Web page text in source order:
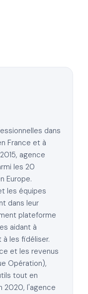
dans
France et à
agence
les 20
Europe.
les équipes
dans leur
plateforme
aidant à
les fidéliser.
et les revenus
Opération),
tout en
2020, l'agence